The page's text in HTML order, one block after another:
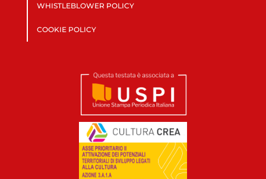
WHISTLEBLOWER POLICY
COOKIE POLICY